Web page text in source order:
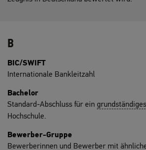
B
BIC/SWIFT
Internationale Bankleitzahl
Bachelor
Standard-Abschluss für ein
Hochschule.
Bewerber-Gruppe
Bewerberinnen und Bewerber mit